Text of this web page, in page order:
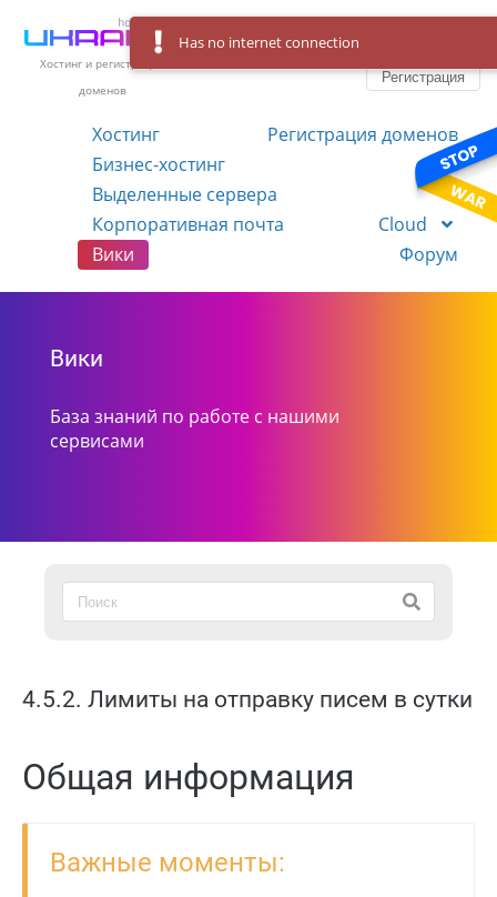
Хостинг и регистрация
доменов
Регистрация
Хостинг
Регистрация доменов
Бизнес-хостинг
VPS
Выделенные сервера
Корпоративная почта
Cloud
Вики
Форум
Вики
База знаний по работе с нашими
сервисами
4.5.2. Лимиты на отправку писем в сутки
Общая информация
Важные моменты:
Has no internet connection